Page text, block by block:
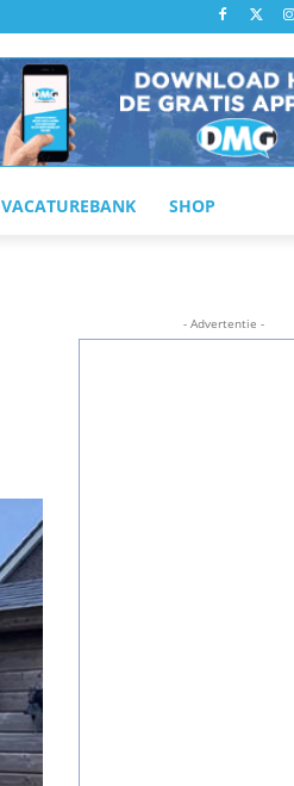
VACATUREBANK SHOP
- Advertentie -